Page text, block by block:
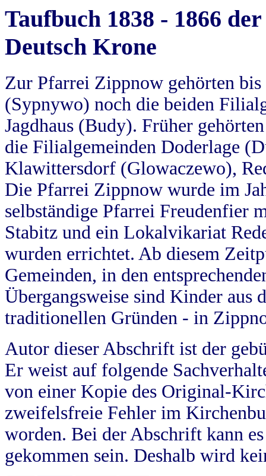
Taufbuch 1838 - 1866
Deutsch Krone
Zur Pfarrei Zippnow gehörten
(Sypnywo) noch die beiden
Jagdhaus (Budy). Früher
die Filialgemeinden Doderlage
Klawittersdorf (Glowaczewo),
Die Pfarrei Zippnow wurde im
selbständige Pfarrei Freudenfier
Stabitz und ein Lokalvikariat
wurden errichtet. Ab diesem
Gemeinden, in den
Übergangsweise sind Kinder aus
traditionellen Gründen - in
Autor dieser Abschrift ist der
Er weist auf folgende
von einer Kopie des Original-
zweifelsfreie Fehler im
worden. Bei der Abschrift kann
gekommen sein. Deshalb wird